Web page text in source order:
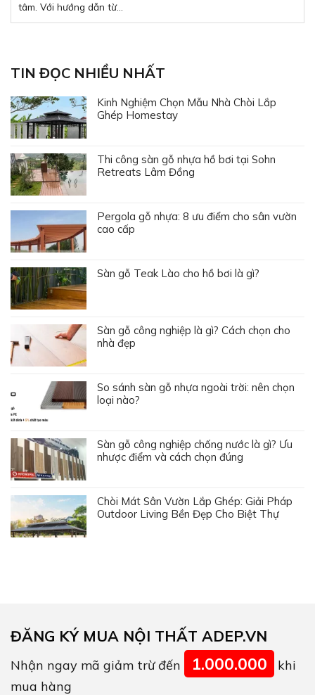
tâm. Với hướng dẫn từ...
TIN ĐỌC NHIỀU NHẤT
Kinh Nghiệm Chọn Mẫu Nhà Chòi Lắp
Ghép Homestay
Thi công sàn gỗ nhựa hồ bơi tại Sohn
Retreats Lâm Đồng
Pergola gỗ nhựa: 8 ưu điểm cho sân vườn
cao cấp
Sàn gỗ Teak Lào cho hồ bơi là gì?
Sàn gỗ công nghiệp là gì? Cách chọn cho
nhà đẹp
So sánh sàn gỗ nhựa ngoài trời: nên chọn
loại nào?
Sàn gỗ công nghiệp chống nước là gì? Ưu
nhược điểm và cách chọn đúng
Chòi Mát Sân Vườn Lắp Ghép: Giải Pháp
Outdoor Living Bền Đẹp Cho Biệt Thự
ĐĂNG KÝ MUA NỘI THẤT ADEP.VN
Nhận ngay mã giảm trừ đến 1.000.000
khi
mua hàng